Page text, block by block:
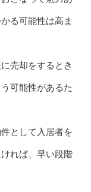
る可能性は高ま
売却をするとき
可能性があるた
として入居者を
れば、早い段階